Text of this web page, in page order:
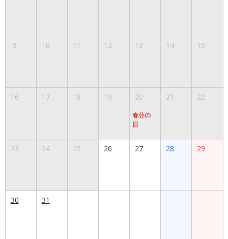
9 10 11 12 13 14 15
16 17 18 19 20
春分の
日
21 22
23 24 25 26 27 28 29
30 31